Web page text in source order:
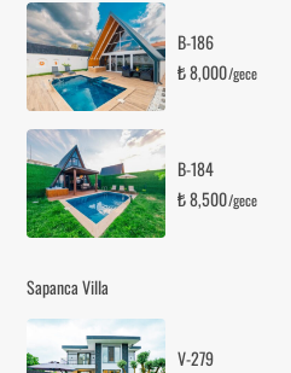
B-186
₺ 8,000/gece
B-184
₺ 8,500/gece
Sapanca Villa
V-279